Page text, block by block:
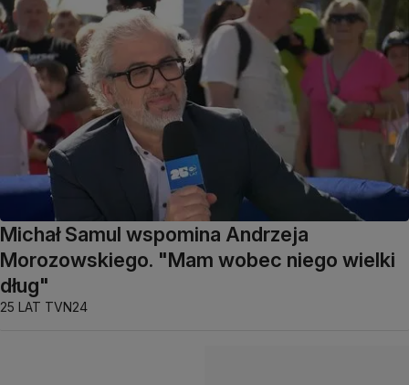
Michał Samul wspomina Andrzeja
Morozowskiego. "Mam wobec niego wielki
dług"
25 LAT TVN24